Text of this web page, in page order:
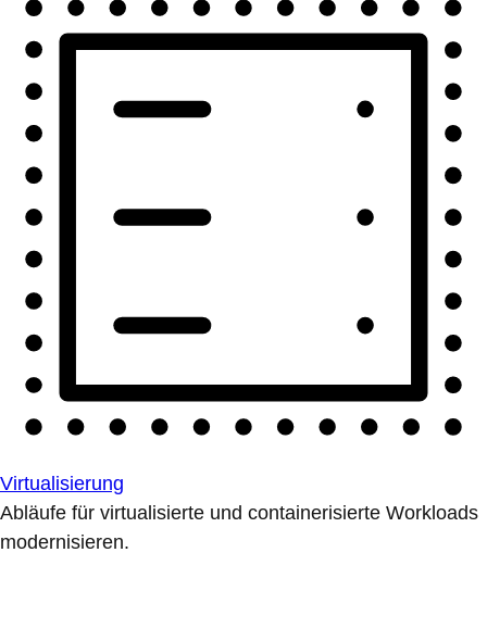
Virtualisierung
Abläufe für virtualisierte und containerisierte Workloads
modernisieren.